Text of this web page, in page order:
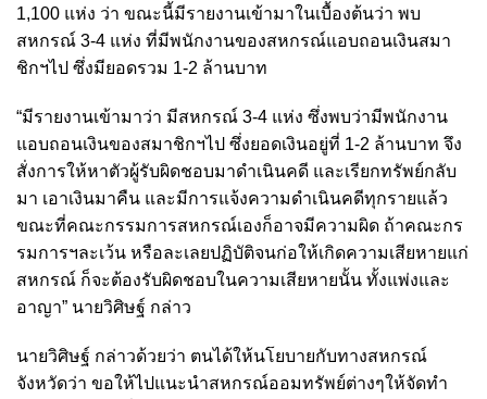
1,100 แห่ง ว่า ขณะนี้มีรายงานเข้ามาในเบื้องต้นว่า พบ
สหกรณ์ 3-4 แห่ง ที่มีพนักงานของสหกรณ์แอบถอนเงินสมา
ชิกฯไป ซึ่งมียอดรวม 1-2 ล้านบาท
“มีรายงานเข้ามาว่า มีสหกรณ์ 3-4 แห่ง ซึ่งพบว่ามีพนักงาน
แอบถอนเงินของสมาชิกฯไป ซึ่งยอดเงินอยู่ที่ 1-2 ล้านบาท จึง
สั่งการให้หาตัวผู้รับผิดชอบมาดำเนินคดี และเรียกทรัพย์กลับ
มา เอาเงินมาคืน และมีการแจ้งความดำเนินคดีทุกรายแล้ว
ขณะที่คณะกรรมการสหกรณ์เองก็อาจมีความผิด ถ้าคณะกร
รมการฯละเว้น หรือละเลยปฏิบัติจนก่อให้เกิดความเสียหายแก่
สหกรณ์ ก็จะต้องรับผิดชอบในความเสียหายนั้น ทั้งแพ่งและ
อาญา” นายวิศิษฐ์ กล่าว
นายวิศิษฐ์ กล่าวด้วยว่า ตนได้ให้นโยบายกับทางสหกรณ์
จังหวัดว่า ขอให้ไปแนะนำสหกรณ์ออมทรัพย์ต่างๆให้จัดทำ